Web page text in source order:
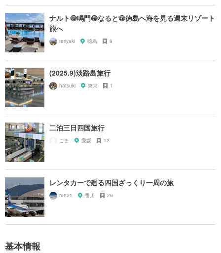
ナルト🍥鳴門🍥なると🍥徳島へ海を見る週末リゾート
旅へ
teriyaki 徳島 6
(2025.9)淡路島旅行
hatsuki 東京 1
二泊三日四国旅行
こま 愛媛 12
レンタカーで廻る四国ざっくり一周の旅
run21 香川 26
基本情報